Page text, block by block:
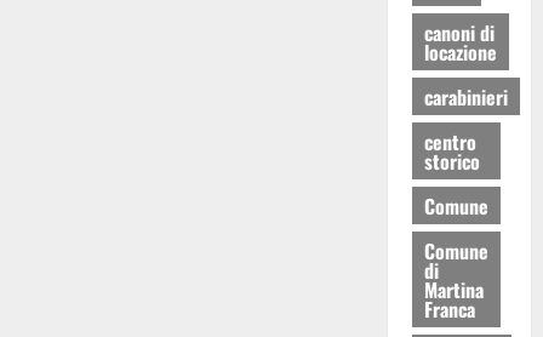
canoni di
locazione
carabinieri
centro
storico
Comune
Comune
di
Martina
Franca